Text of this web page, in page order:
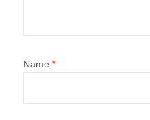
Name *